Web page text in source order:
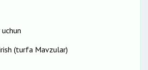
(turfa Mavzular)